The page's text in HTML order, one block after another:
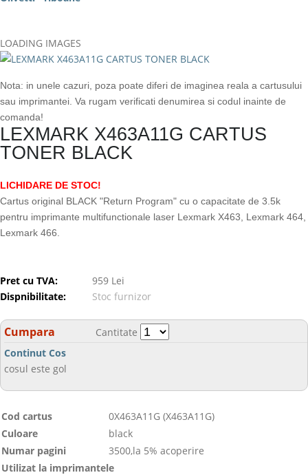
LOADING IMAGES
Nota: in unele cazuri, poza poate diferi de imaginea reala a cartusului
sau imprimantei. Va rugam verificati denumirea si codul inainte de
comanda!
LEXMARK X463A11G CARTUS
TONER BLACK
LICHIDARE DE STOC!
Cartus original BLACK "Return Program" cu o capacitate de 3.5k
pentru imprimante multifunctionale laser Lexmark X463, Lexmark 464,
Lexmark 466.
Pret cu TVA:
959 Lei
Dispnibilitate:
Stoc furnizor
Cumpara
Cantitate
Continut Cos
cosul este gol
Cod cartus
0X463A11G (X463A11G)
Culoare
black
Numar pagini
3500,la 5% acoperire
Utilizat la imprimantele